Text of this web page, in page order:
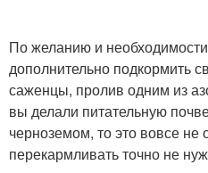
По желанию и
дополнительно подкормить
саженцы, пролив одним из
вы делали питательную
черноземом, то это вовсе не
перекармливать точно не